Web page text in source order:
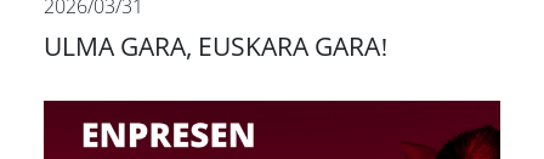
2026/03/31
ULMA GARA, EUSKARA GARA!